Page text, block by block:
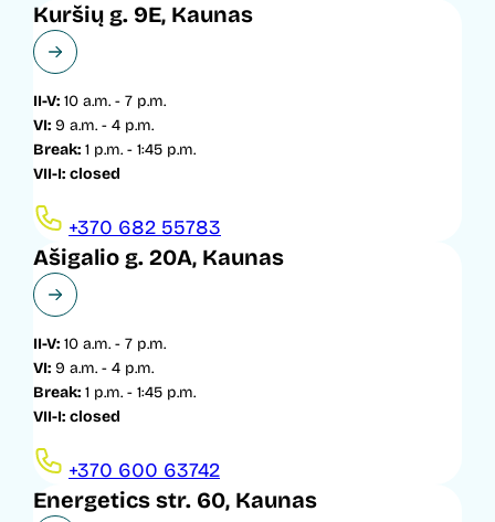
Kuršių g. 9E, Kaunas
II-V: 10 a.m. - 7 p.m.
VI: 9 a.m. - 4 p.m.
Break: 1 p.m. - 1:45 p.m.
VII-I: closed
+370 682 55783
Ašigalio g. 20A, Kaunas
II-V: 10 a.m. - 7 p.m.
VI: 9 a.m. - 4 p.m.
Break: 1 p.m. - 1:45 p.m.
VII-I: closed
+370 600 63742
Energetics str. 60, Kaunas